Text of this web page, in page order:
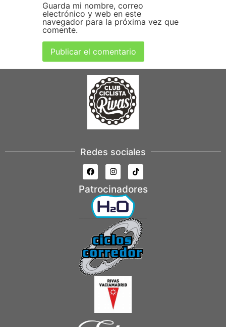
Guarda mi nombre, correo
electrónico y web en este
navegador para la próxima vez que
comente.
Redes sociales
Patrocinadores